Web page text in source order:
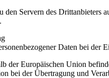
Servern des Drittanbieters
Daten bei
der Europäischen Union
bei der Übertragung und